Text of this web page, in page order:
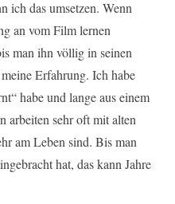
ich das umsetzen. Wenn
an vom Film lernen
man ihn völlig in seinen
Erfahrung. Ich habe
habe und lange aus einem
arbeiten sehr oft mit alten
am Leben sind. Bis man
hat, das kann Jahre